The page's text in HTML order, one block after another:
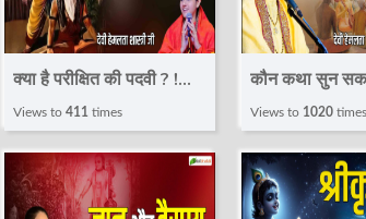
क्या है परीक्षित की पदवी ? !
Pravachan ! Devi
Hemlata Shastri JI |
Total Bhakti
Views to411 times
कौन कथा सुन
Pravachan !
Hemlata
Total Bhakti
Views to 1020times